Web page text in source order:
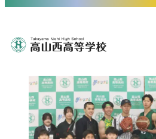
トップページ
イベントサイト